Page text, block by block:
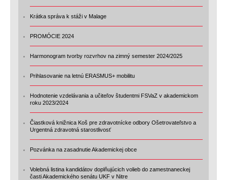
Krátka správa k stáži v Malage
PROMÓCIE 2024
Harmonogram tvorby rozvrhov na zimný semester 2024/2025
Prihlasovanie na letnú ERASMUS+ mobilitu
Hodnotenie vzdelávania a učiteľov študentmi FSVaZ v akademickom
roku 2023/2024
Čiastková knižnica Koš pre zdravotnícke odbory Ošetrovateľstvo a
Urgentná zdravotná starostlivosť
Pozvánka na zasadnutie Akademickej obce
Volebná listina kandidátov doplňujúcich volieb do zamestnaneckej
časti Akademického senátu UKF v Nitre